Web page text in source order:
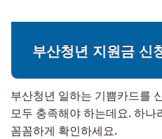
부산청년 지원금 신
부산청년 일하는 기쁨카드를
모두 충족해야 하는데요. 하
꼼꼼하게 확인하세요.